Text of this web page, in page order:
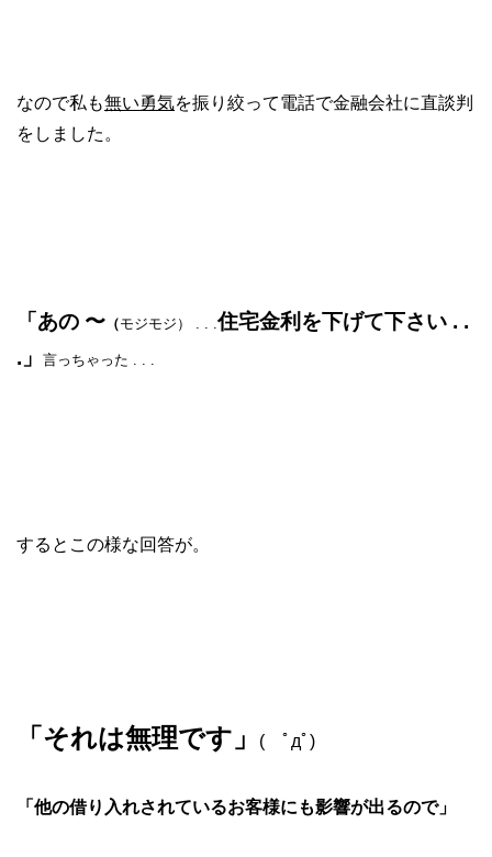
なので私も無い勇気を振り絞って電話で金融会社に直談判
をしました。
「あの 〜 （モジモジ） . . . 住宅金利を下げて下さい . .
.」
言っちゃった . . .
するとこの様な回答が。
「それは無理です」 ( ﾟдﾟ)
「他の借り入れされているお客様にも影響が出るので」